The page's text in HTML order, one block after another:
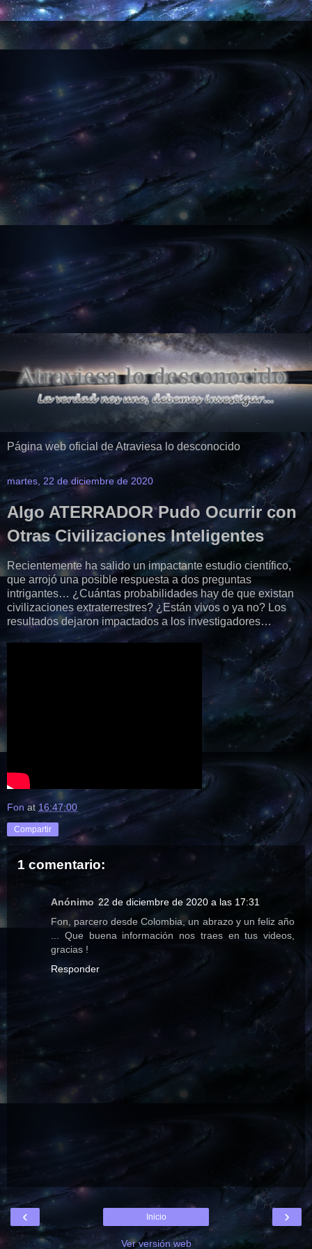
Página web oficial de Atraviesa lo desconocido
martes, 22 de diciembre de 2020
Algo ATERRADOR Pudo Ocurrir con
Otras Civilizaciones Inteligentes
Recientemente ha salido un impactante estudio científico,
que arrojó una posible respuesta a dos preguntas
intrigantes… ¿Cuántas probabilidades hay de que existan
civilizaciones extraterrestres? ¿Están vivos o ya no? Los
resultados dejaron impactados a los investigadores…
Fon at 16:47:00
Compartir
1 comentario:
Anónimo 22 de diciembre de 2020 a las 17:31
Fon, parcero desde Colombia, un abrazo y un feliz año
... Que buena información nos traes en tus videos,
gracias !
Responder
‹ ›
Inicio
Ver versión web